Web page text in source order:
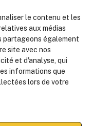
le contenu et les
aux médias
partageons également
site avec nos
et d'analyse, qui
informations que
lors de votre